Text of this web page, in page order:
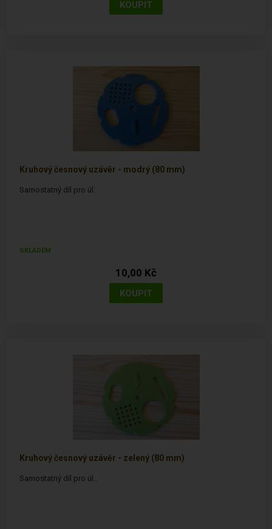
Kruhový česnový uzávěr - modrý (80 mm)
Samostatný díl pro úl.
SKLADEM
10,00 Kč
Kruhový česnový uzávěr - zelený (80 mm)
Samostatný díl pro úl..